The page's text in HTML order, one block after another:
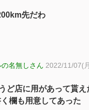
先だわ
名無しさん 2022/11/07(
ど店に用があって貰え
欄も用意してあった